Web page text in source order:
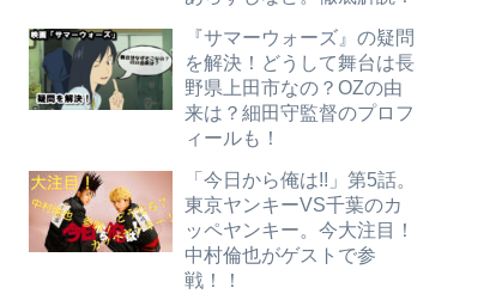
『サマーウォーズ』の疑問
を解決！どうして舞台は長
野県上田市なの？OZの由
来は？細田守監督のプロフ
ィールも！
「今日から俺は!!」第5話。
東京ヤンキーVS千葉のカ
ッペヤンキー。今大注目！
中村倫也がゲストで参
戦！！